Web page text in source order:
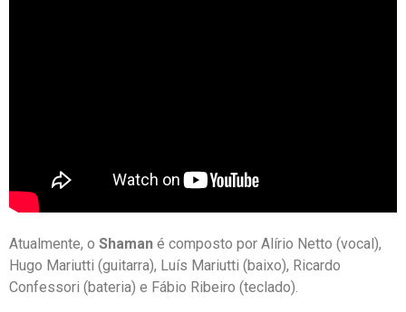
Atualmente, o Shaman é composto por Alírio Netto (vocal),
Hugo Mariutti (guitarra), Luís Mariutti (baixo), Ricardo
Confessori (bateria) e Fábio Ribeiro (teclado).